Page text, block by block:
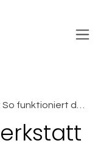
von Schaden bis Rechnung